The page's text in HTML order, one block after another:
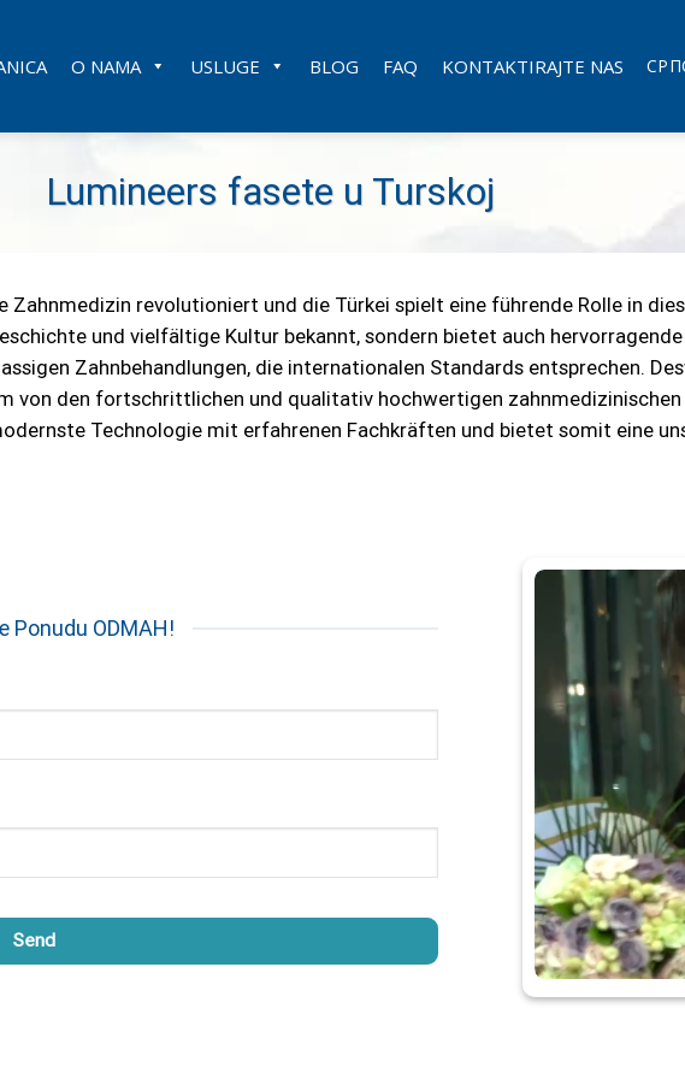
O NAMA USLUGE BLOG FAQ KONTAKTIRAJTE NAS
Lumineers fasete u Turskoj
revolutioniert und die Türkei spielt eine führende Rolle in
und vielfältige Kultur bekannt, sondern bietet auch
Zahnbehandlungen, die internationalen Standards entsprechen.
von den fortschrittlichen und qualitativ hochwertigen
Technologie mit erfahrenen Fachkräften und bietet somit eine
Ponudu ODMAH!
Send